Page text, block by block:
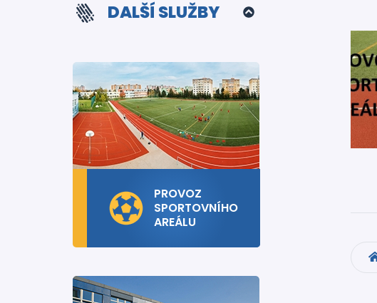
DALŠÍ SLUŽBY
PROVOZ
SPORTOVNÍHO
AREÁLU